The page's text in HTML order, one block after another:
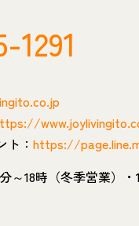
1291
ト： https://
～18時（冬季営業）